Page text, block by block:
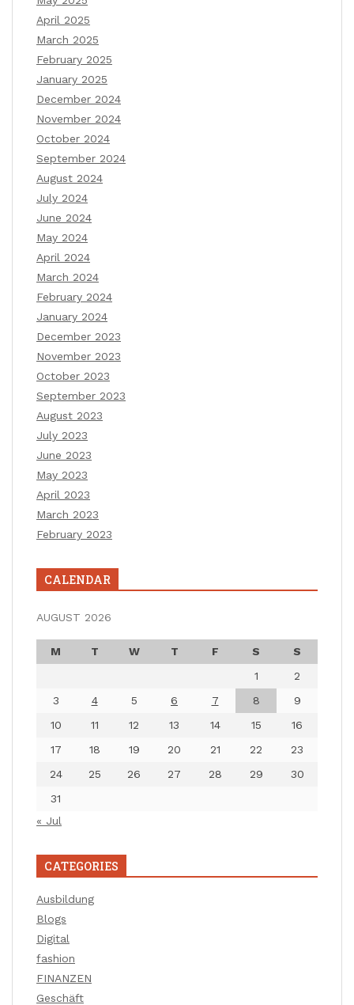
April 2025
March 2025
February 2025
January 2025
December 2024
November 2024
October 2024
September 2024
August 2024
July 2024
June 2024
May 2024
April 2024
March 2024
February 2024
January 2024
December 2023
November 2023
October 2023
September 2023
August 2023
July 2023
June 2023
May 2023
April 2023
March 2023
February 2023
CALENDAR
AUGUST 2026
M T W T F S
S
1
2
3
4 5 6 7 8
9
10
11 12 13 14 15
16
17
18 19 20 21 22
23
24
25 26 27 28 29
30
31
« Jul
CATEGORIES
Ausbildung
Blogs
Digital
fashion
FINANZEN
Geschäft